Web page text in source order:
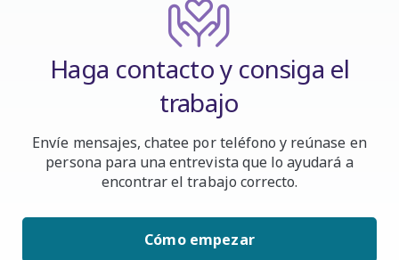
Haga contacto y consiga el
trabajo
Envíe mensajes, chatee por teléfono y reúnase en
persona para una entrevista que lo ayudará a
encontrar el trabajo correcto.
Cómo empezar